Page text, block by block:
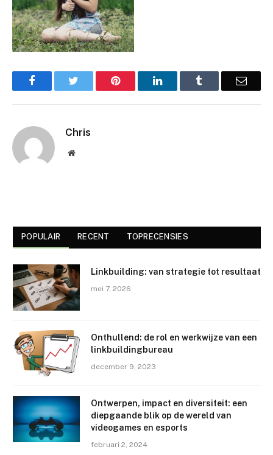
Facebook Pinterest LinkedIn Email
Chris
Website
POPULAIR RECENT TOPRECENSIES
Linkbuilding: van strategie tot resultaat
mei 7, 2026
Onthullend: de rol en werkwijze van een
linkbuildingbureau
december 9, 2023
Ontwerpen, impact en diversiteit: een
diepgaande blik op de wereld van
videogames en esports
februari 2, 2024